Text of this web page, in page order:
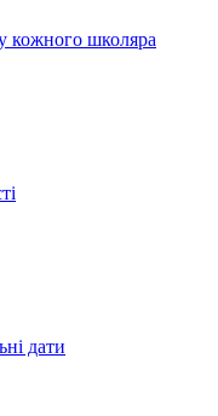
кожного школяра
дати